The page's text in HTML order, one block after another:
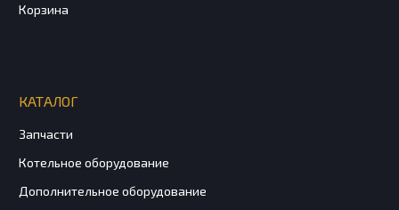
Корзина
КАТАЛОГ
Запчасти
Котельное оборудование
Дополнительное оборудование